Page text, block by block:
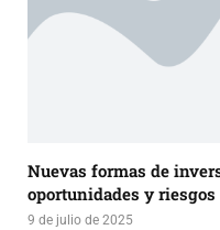
Nuevas formas de
oportunidades y riesgos
9 de julio de 2025